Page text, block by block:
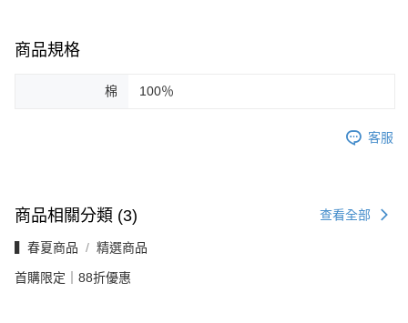
商品規格
棉 100％
客服
商品相關分類 (3) 查看全部
▍春夏商品 精選商品
首購限定｜88折優惠